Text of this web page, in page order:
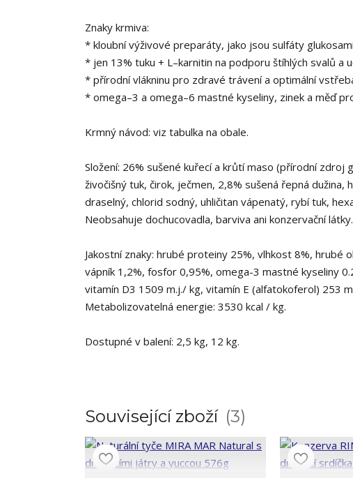
Znaky krmiva:
* kloubní výživové preparáty, jako jsou sulfáty
* jen 13% tuku + L–karnitin na podporu štíhlých svalů a
* přírodní vlákninu pro zdravé trávení a optimální
* omega–3 a omega–6 mastné kyseliny, zinek a měď
Krmný návod: viz tabulka na obale.
Složení: 26% sušené kuřecí a krůtí maso (přírodní zdroj
živočišný tuk, čirok, ječmen, 2,8% sušená řepná
draselný, chlorid sodný, uhličitan vápenatý, rybí tuk,
Neobsahuje dochucovadla, barviva ani konzervační látky.
Jakostní znaky: hrubé proteiny 25%, vlhkost 8%, hrubé
vápník 1,2%, fosfor 0,95%, omega-3 mastné kyseliny
vitamín D3 1509 m.j./ kg, vitamín E (alfatokoferol) 253
Metabolizovatelná energie: 3530 kcal / kg.
Dostupné v balení: 2,5 kg, 12 kg.
Související zboží 3